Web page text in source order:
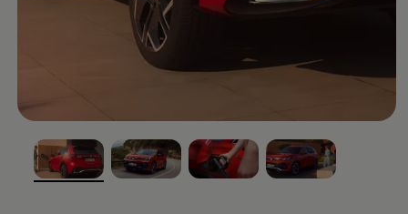
Manuale digitale
Disattivazione della rete di telefonia mobile
myVolkswagen
Scoprire e vivere l’esperienza
Impegno calcistico
, 1 di 4